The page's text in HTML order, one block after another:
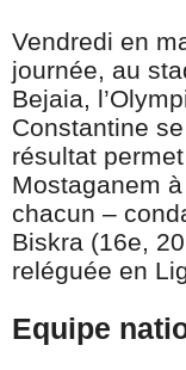
Vendredi en
journée, au
Bejaia,
Constantine
résultat
Mostaganem
chacun –
Biskra (16e,
reléguée en
Equipe